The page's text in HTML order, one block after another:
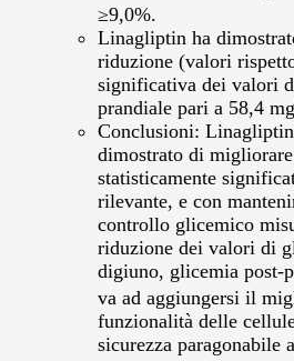
≥9,0%.
Linagliptin ha
riduzione (valori
significativa dei valori
prandiale pari a 58,4
Conclusioni:
dimostrato di
statisticamente
rilevante, e con
controllo glicemico
riduzione dei valori di
digiuno, glicemia post-
va ad aggiungersi il
funzionalità delle
sicurezza paragonabile